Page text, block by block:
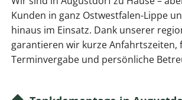
Kunden in ganz Ostwestfalen-Lippe
hinaus im Einsatz. Dank unserer
garantieren wir kurze Anfahrtszeiten,
Terminvergabe und persönliche